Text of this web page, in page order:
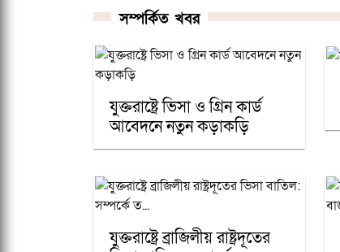
সম্পর্কিত খবর
যুক্তরাষ্ট্রে ভিসা ও গ্রিন কার্ড
আবেদনে নতুন কড়াকড়ি
যুক্তরাষ্ট্রে ব্রাজিলীয় রাষ্ট্রদূতের